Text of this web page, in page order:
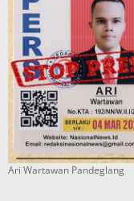
Ari Wartawan Pandeglang